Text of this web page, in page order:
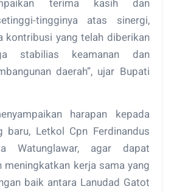
terima kasih dan
tingginya atas sinergi,
kontribusi yang telah diberikan
stabilias keamanan dan
daerah”, ujar Bupati
harapan kepada
baru, Letkol Cpn Ferdinandus
Watunglawar, agar dapat
meningkatkan kerja sama yang
baik antara Lanudad Gatot